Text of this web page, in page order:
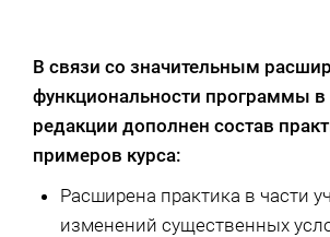
В связи со значительным
функциональности программы в
редакции дополнен состав
примеров курса:
Расширена практика в части
изменений существенных